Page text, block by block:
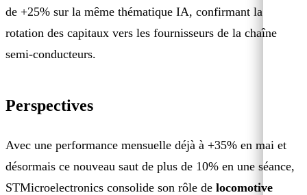
de +25% sur la même thématique IA, confirmant la
rotation des capitaux vers les fournisseurs de la chaîne
semi-conducteurs.
Perspectives
Avec une performance mensuelle déjà à +35% en mai et
désormais ce nouveau saut de plus de 10% en une séance,
STMicroelectronics consolide son rôle de locomotive